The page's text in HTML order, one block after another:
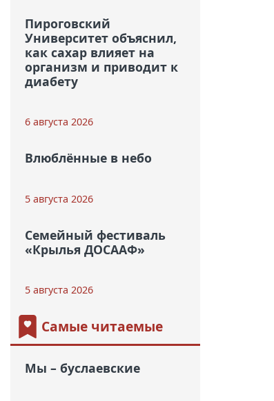
Пироговский
Университет объяснил,
как сахар влияет на
организм и приводит к
диабету
6 августа 2026
Влюблённые в небо
5 августа 2026
Семейный фестиваль
«Крылья ДОСААФ»
5 августа 2026
Самые читаемые
Мы – буслаевские